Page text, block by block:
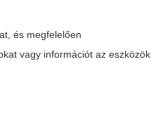
és megfelelően
vagy információt az eszközök